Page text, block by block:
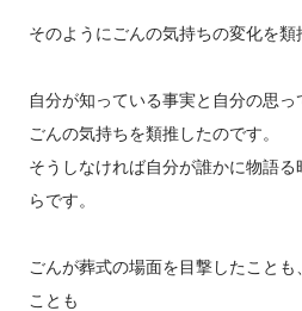
そのようにごんの気持ちの変化を類
自分が知っている事実と自分の思っ
ごんの気持ちを類推したのです。
そうしなければ自分が誰かに物語
らです。
ごんが葬式の場面を目撃したこと
ことも